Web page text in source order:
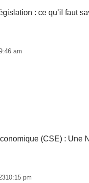
: ce qu’il faut
am
(CSE) : Une
10:15 pm